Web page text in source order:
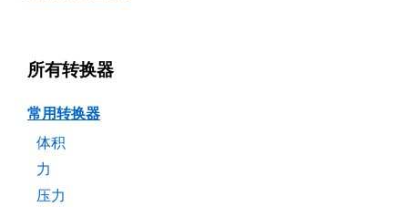
所有转换器
常用转换器
体积
力
压力